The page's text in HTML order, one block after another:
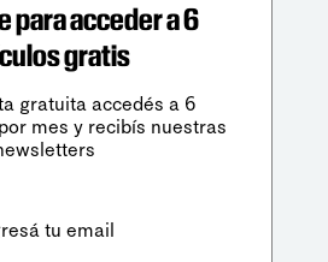
para acceder a 6
gratis
gratuita accedés a 6
mes y recibís nuestras
tu email